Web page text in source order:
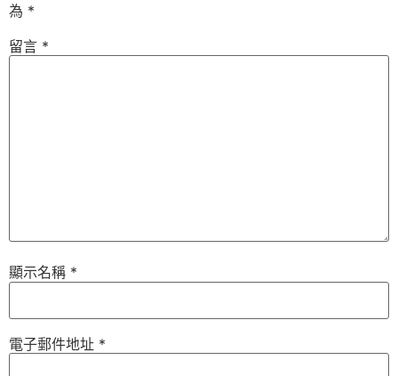
為 *
留言 *
顯示名稱 *
電子郵件地址 *